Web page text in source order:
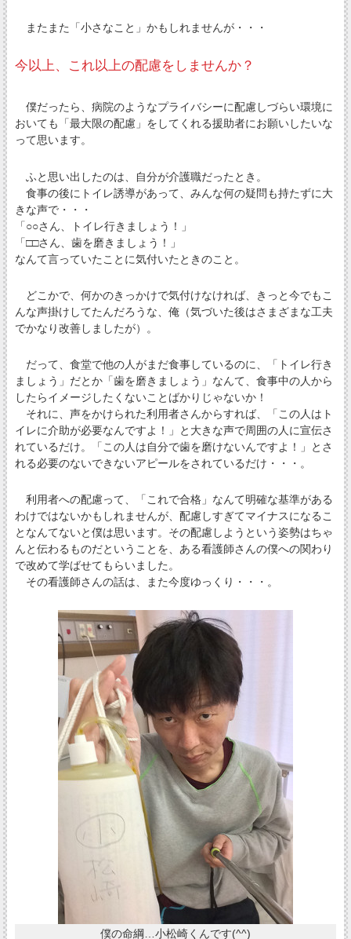
またまた「小さなこと」かもしれませんが・・・
今以上、これ以上の配慮をしませんか？
僕だったら、病院のようなプライバシーに配慮しづらい環境に
おいても「最大限の配慮」をしてくれる援助者にお願いしたいな
って思います。
ふと思い出したのは、自分が介護職だったとき。
食事の後にトイレ誘導があって、みんな何の疑問も持たずに大
きな声で・・・
「○○さん、トイレ行きましょう！」
「□□さん、歯を磨きましょう！」
なんて言っていたことに気付いたときのこと。
どこかで、何かのきっかけで気付けなければ、きっと今でもこ
んな声掛けしてたんだろうな、俺（気づいた後はさまざまな工夫
でかなり改善しましたが）。
だって、食堂で他の人がまだ食事しているのに、「トイレ行き
ましょう」だとか「歯を磨きましょう」なんて、食事中の人から
したらイメージしたくないことばかりじゃないか！
それに、声をかけられた利用者さんからすれば、「この人はト
イレに介助が必要なんですよ！」と大きな声で周囲の人に宣伝さ
れているだけ。「この人は自分で歯を磨けないんですよ！」とさ
れる必要のないできないアピールをされているだけ・・・。
利用者への配慮って、「これで合格」なんて明確な基準がある
わけではないかもしれませんが、配慮しすぎてマイナスになるこ
となんてないと僕は思います。その配慮しようという姿勢はちゃ
んと伝わるものだということを、ある看護師さんの僕への関わり
で改めて学ばせてもらいました。
その看護師さんの話は、また今度ゆっくり・・・。
僕の命綱…小松崎くんです(^^)